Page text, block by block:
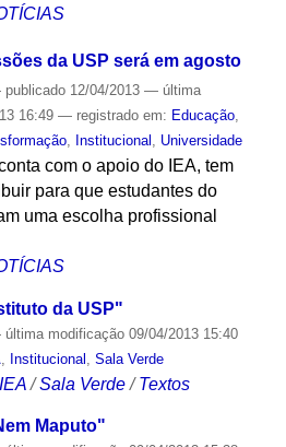
da USP será em agosto
publicado12/04/2013 — última
16:49 — registrado em: Educação,
, Institucional , Universidade
com o apoio do IEA, tem
para que estudantes do
uma escolha profissional
da USP"
última modificação09/04/2013 15:40
, Institucional Sala Verde
/Sala Verde /Textos
Maputo"